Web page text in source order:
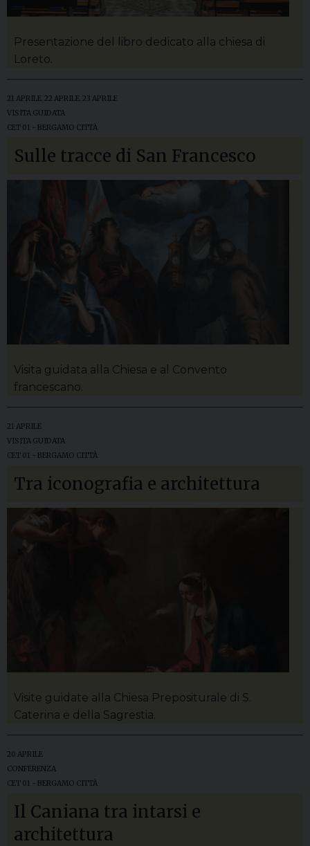
Presentazione del libro dedicato alla chiesa di
Loreto.
21 APRILE 22 APRILE 23 APRILE
VISITA GUIDATA
CET 01 - BERGAMO CITTÀ
Sulle tracce di San Francesco
Visita guidata alla Chiesa e al Convento
francescano.
21 APRILE
VISITA GUIDATA
CET 01 - BERGAMO CITTÀ
Tra iconografia e architettura
Visite guidate alla Chiesa Prepositurale di S.
Caterina e della Sagrestia.
20 APRILE
CONFERENZA
CET 01 - BERGAMO CITTÀ
Il Caniana tra intarsi e
architettura